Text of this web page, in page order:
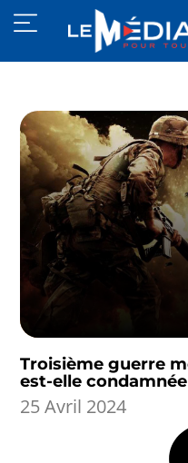
Troisième guerre
est-elle
25 Avril 2024